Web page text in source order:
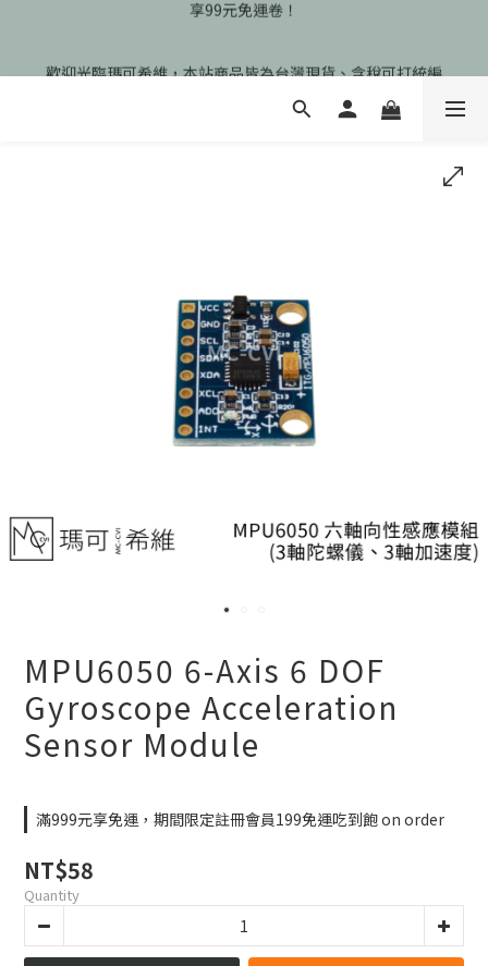
🎉慶開幕🎉期間限定註冊會員即享199元免運、會員首次下單加碼
🎉慶開幕🎉期間限定註冊會員即享199元免運、會員首次下單加碼
MPU6050 6-Axis 6 DOF
Gyroscope Acceleration
Sensor Module
滿999元享免運，期間限定註冊會員199免運吃到飽 on order
NT$58
Quantity